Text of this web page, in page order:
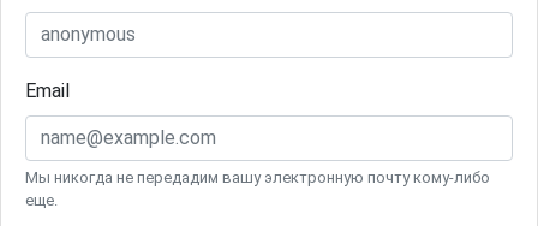
Email
Мы никогда не передадим вашу электронную почту кому-либо
еще.